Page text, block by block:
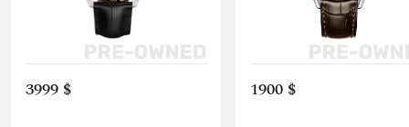
3999 $ 1900 $